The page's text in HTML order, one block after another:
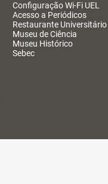
Configuração Wi-Fi UEL
Acesso a Periódicos
Restaurante Universitário
Museu de Ciência
Museu Histórico
Sebec